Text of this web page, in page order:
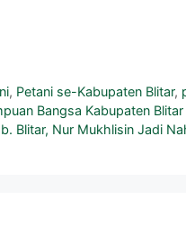
, Petani se-Kabupaten Blitar,
Bangsa Kabupaten Blitar
Blitar, Nur Mukhlisin Jadi